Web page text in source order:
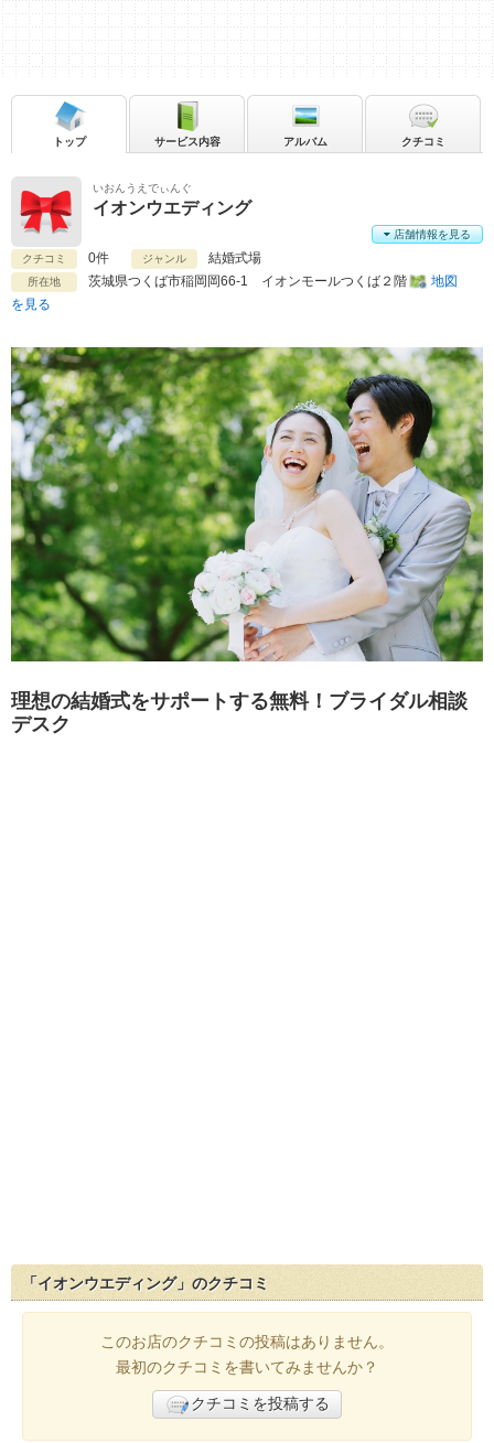
いおんうえでぃんぐ
イオンウエディング
クチコミ 0件 ジャンル 結婚式場
所在地 茨城県つくば市稲岡岡66-1 イオンモールつくば２階
地図
を見る
店舗情報を見る
トップ サービス内容 アルバム クチコミ
理想の結婚式をサポートする無料！ブライダル相談
デスク
「イオンウエディング」のクチコミ
このお店のクチコミの投稿はありません。
最初のクチコミを書いてみませんか？
クチコミを投稿する